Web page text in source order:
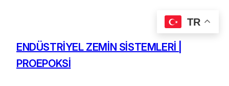
ENDÜSTRIYEL ZEMIN SISTEMLERI |
PROEPOKSI
TR